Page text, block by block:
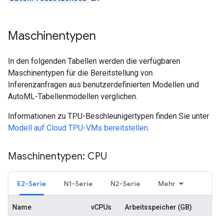
Maschinentypen
In den folgenden Tabellen werden die verfügbaren
Maschinentypen für die Bereitstellung von
Inferenzanfragen aus benutzerdefinierten Modellen und
AutoML-Tabellenmodellen verglichen.
Informationen zu TPU-Beschleunigertypen finden Sie unter
Modell auf Cloud TPU-VMs bereitstellen.
Maschinentypen: CPU
E2-Serie N1-Serie N2-Serie Mehr
Name vCPUs Arbeitsspeicher (GB)